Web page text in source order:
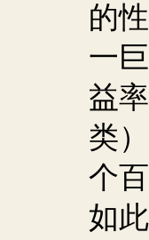
的
一
益
类
个
如